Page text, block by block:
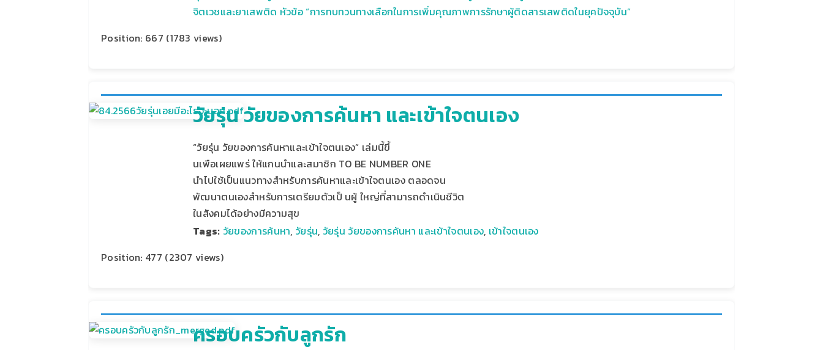
จิตเวชและยาเสพติด หัวข้อ “การทบทวนทางเลือกในการเพิ่มคุณภาพการรักษาผู้ติดสารเสพติดในยุคปัจจุบัน”
Position: 667 (1783 views)
วัยรุ่น วัยของการค้นหา และเข้าใจตนเอง
“วัยรุ่น วัยของการค้นหาและเข้าใจตนเอง” เล่มนี้ขึ้
นเพือเผยแพร่ ให้แกนนําและสมาชิก TO BE NUMBER ONE
นําไปใช้เป็นแนวทางสําหรับการค้นหาและเข้าใจตนเอง ตลอดจน
พัฒนาตนเองสําหรับการเตรียมตัวเป็ นผู้ ใหญ่ที่สามารถดําเนินชีวิต
ในสังคมได้อย่างมีความสุข
Tags: วัยของการค้นหา, วัยรุ่น, วัยรุ่น วัยของการค้นหา และเข้าใจตนเอง, เข้าใจตนเอง
Position: 477 (2307 views)
ครอบครัวกับลูกรัก